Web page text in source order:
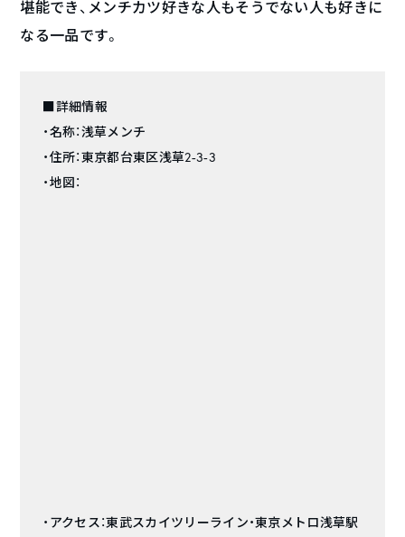
堪能でき、メンチカツ好きな人もそうでない人も好きに
なる一品です。
■詳細情報
・名称：浅草メンチ
・住所：東京都台東区浅草2-3-3
・地図：
・アクセス：東武スカイツリーライン・東京メトロ浅草駅